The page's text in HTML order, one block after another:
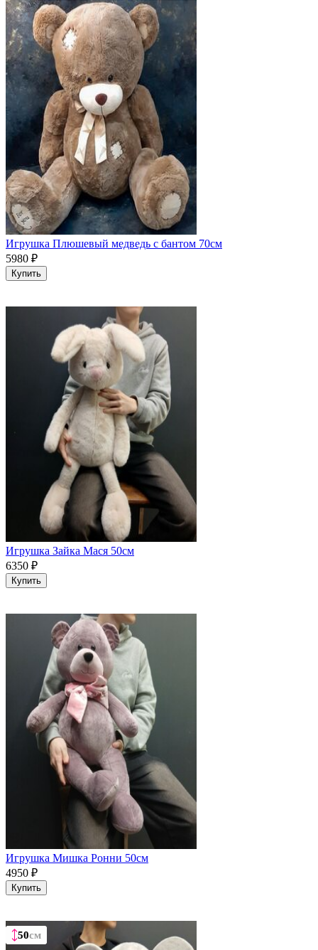
50см
50см
50см
50см
Игрушка Плюшевый медведь с бантом 70см
5980 ₽
Купить
Игрушка Зайка Мася 50см
6350 ₽
Купить
Игрушка Мишка Ронни 50см
4950 ₽
Купить